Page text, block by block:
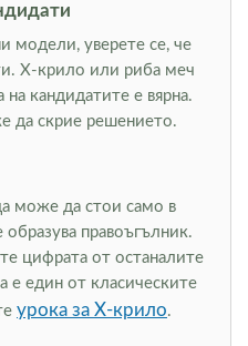
модели, уверете се, че
Х-крило или риба меч
на кандидатите е вярна.
да скрие решението.
може да стои само в
правоъгълник.
цифрата от останалите
е един от класическите
урока за Х-крило.